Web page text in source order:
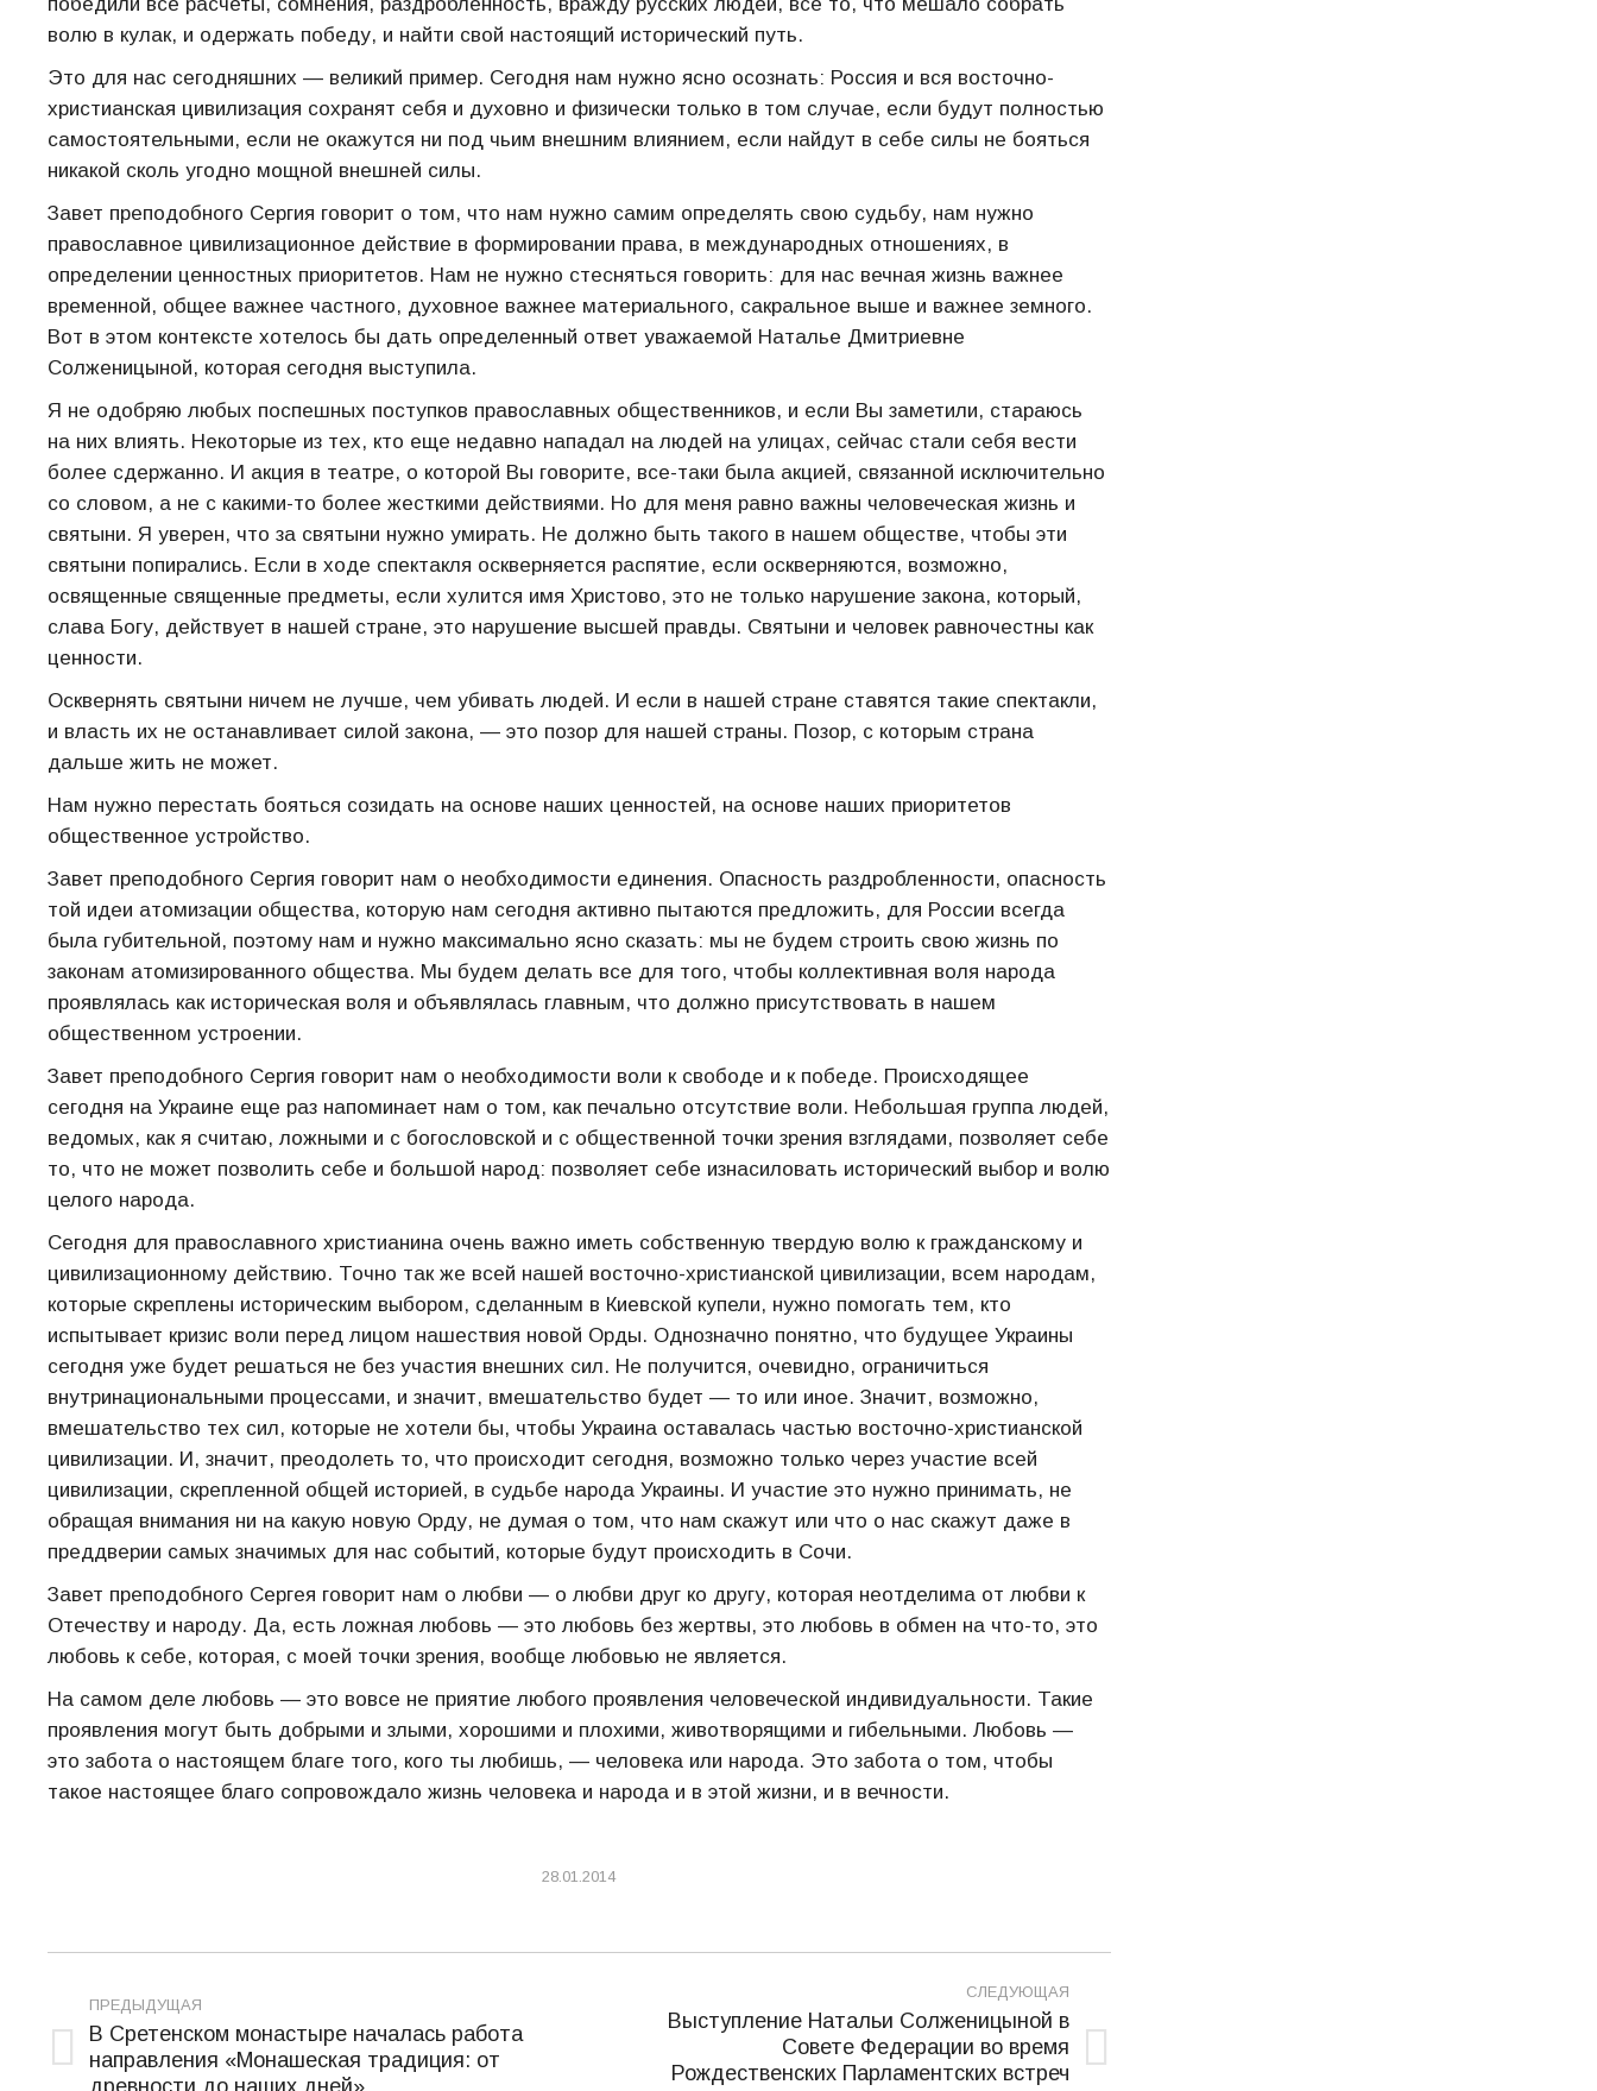
волю в кулак, и одержать победу, и найти свой настоящий исторический путь.
Это для нас сегодняшних — великий пример. Сегодня нам нужно ясно осознать: Россия и вся восточно-
христианская цивилизация сохранят себя и духовно и физически только в том случае, если будут полностью
самостоятельными, если не окажутся ни под чьим внешним влиянием, если найдут в себе силы не бояться
никакой сколь угодно мощной внешней силы.
Завет преподобного Сергия говорит о том, что нам нужно самим определять свою судьбу, нам нужно
православное цивилизационное действие в формировании права, в международных отношениях, в
определении ценностных приоритетов. Нам не нужно стесняться говорить: для нас вечная жизнь важнее
временной, общее важнее частного, духовное важнее материального, сакральное выше и важнее земного.
Вот в этом контексте хотелось бы дать определенный ответ уважаемой Наталье Дмитриевне
Солженицыной, которая сегодня выступила.
Я не одобряю любых поспешных поступков православных общественников, и если Вы заметили, стараюсь
на них влиять. Некоторые из тех, кто еще недавно нападал на людей на улицах, сейчас стали себя вести
более сдержанно. И акция в театре, о которой Вы говорите, все-таки была акцией, связанной исключительно
со словом, а не с какими-то более жесткими действиями. Но для меня равно важны человеческая жизнь и
святыни. Я уверен, что за святыни нужно умирать. Не должно быть такого в нашем обществе, чтобы эти
святыни попирались. Если в ходе спектакля оскверняется распятие, если оскверняются, возможно,
освященные священные предметы, если хулится имя Христово, это не только нарушение закона, который,
слава Богу, действует в нашей стране, это нарушение высшей правды. Святыни и человек равночестны как
ценности.
Осквернять святыни ничем не лучше, чем убивать людей. И если в нашей стране ставятся такие спектакли,
и власть их не останавливает силой закона, — это позор для нашей страны. Позор, с которым страна
дальше жить не может.
Нам нужно перестать бояться созидать на основе наших ценностей, на основе наших приоритетов
общественное устройство.
Завет преподобного Сергия говорит нам о необходимости единения. Опасность раздробленности, опасность
той идеи атомизации общества, которую нам сегодня активно пытаются предложить, для России всегда
была губительной, поэтому нам и нужно максимально ясно сказать: мы не будем строить свою жизнь по
законам атомизированного общества. Мы будем делать все для того, чтобы коллективная воля народа
проявлялась как историческая воля и объявлялась главным, что должно присутствовать в нашем
общественном устроении.
Завет преподобного Сергия говорит нам о необходимости воли к свободе и к победе. Происходящее
сегодня на Украине еще раз напоминает нам о том, как печально отсутствие воли. Небольшая группа людей,
ведомых, как я считаю, ложными и с богословской и с общественной точки зрения взглядами, позволяет себе
то, что не может позволить себе и большой народ: позволяет себе изнасиловать исторический выбор и волю
целого народа.
Сегодня для православного христианина очень важно иметь собственную твердую волю к гражданскому и
цивилизационному действию. Точно так же всей нашей восточно-христианской цивилизации, всем народам,
которые скреплены историческим выбором, сделанным в Киевской купели, нужно помогать тем, кто
испытывает кризис воли перед лицом нашествия новой Орды. Однозначно понятно, что будущее Украины
сегодня уже будет решаться не без участия внешних сил. Не получится, очевидно, ограничиться
внутринациональными процессами, и значит, вмешательство будет — то или иное. Значит, возможно,
вмешательство тех сил, которые не хотели бы, чтобы Украина оставалась частью восточно-христианской
цивилизации. И, значит, преодолеть то, что происходит сегодня, возможно только через участие всей
цивилизации, скрепленной общей историей, в судьбе народа Украины. И участие это нужно принимать, не
обращая внимания ни на какую новую Орду, не думая о том, что нам скажут или что о нас скажут даже в
преддверии самых значимых для нас событий, которые будут происходить в Сочи.
Завет преподобного Сергея говорит нам о любви — о любви друг ко другу, которая неотделима от любви к
Отечеству и народу. Да, есть ложная любовь — это любовь без жертвы, это любовь в обмен на что-то, это
любовь к себе, которая, с моей точки зрения, вообще любовью не является.
На самом деле любовь — это вовсе не приятие любого проявления человеческой индивидуальности. Такие
проявления могут быть добрыми и злыми, хорошими и плохими, животворящими и гибельными. Любовь —
это забота о настоящем благе того, кого ты любишь, — человека или народа. Это забота о том, чтобы
такое настоящее благо сопровождало жизнь человека и народа и в этой жизни, и в вечности.
28.01.2014
по
записям
ПРЕДЫДУЩАЯ
Предыдущая
В Сретенском монастыре началась работа
направления «Монашеская традиция: от
СЛЕДУЮЩАЯ
Следующая
Выступление Натальи Солженицыной в
Совете Федерации во время
Рождественских Парламентских встреч